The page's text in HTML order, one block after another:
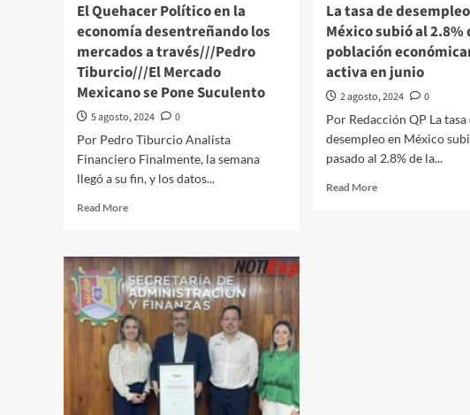
liderazgo
en
las
Empresas
Familiares
bolsa
avanza
en
la
apertura
El Quehacer Político en la
economía desentreñando los
mercados a través///Pedro
Tiburcio///El Mercado
Mexicano se Pone Suculento
5 agosto, 2024
0
Por Pedro Tiburcio Analista
Financiero Finalmente, la semana
llegó a su fin, y los datos...
Read MoreRead
El
Quehacer
Político
en
la
economía
desentreñando
los
mercados
a
La tasa de
México subió al 2.8%
población
activa en junio
2 agosto, 2024
0
Por Redacción QP La tasa
desempleo en México
pasado al 2.8% de la...
Read MoreRead